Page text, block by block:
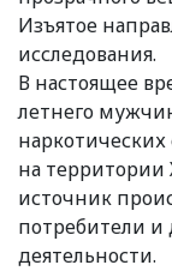
Изъятое
исследования.
В настоящее
летнего
на территории
источник
потребители и
деятельности.